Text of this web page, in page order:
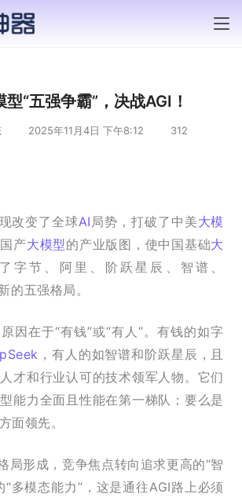
型“五强争霸”，决战AGI！
2025年11月4日 下午8:12 312
改变了全球AI 局势，打破了中美大模
产大模型的产业版图，使中国基础大
字节、阿里、阶跃星辰、智谱、
的五强格局。
因在于“有钱”或“有人”。有钱的如字
，有人的如智谱和阶跃星辰，且
才和行业认可的技术领军人物。它们
能力全面且性能在第一梯队；要么是
面领先。
局形成，竞争焦点转向追求更高的“智
“多模态能力”，这是通往AGI路上必须